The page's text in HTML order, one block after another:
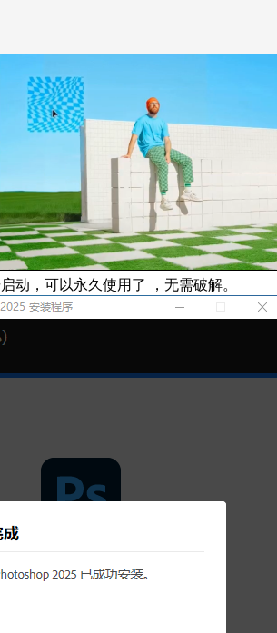
动，可以永久使用了 ，无需破解。